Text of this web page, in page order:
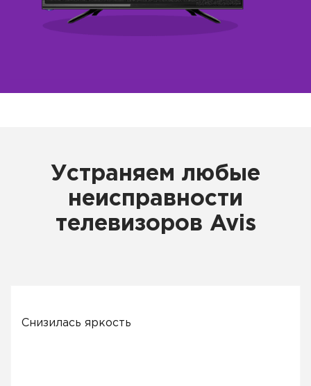
Устраняем любые
неисправности
телевизоров Avis
Снизилась яркость